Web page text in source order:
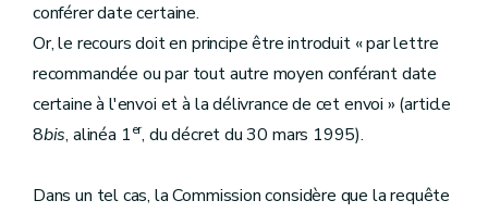
conférer date certaine.
Or, le recours doit en principe être introduit « par lettre
recommandée ou par tout autre moyen conférant date
certaine à l'envoi et à la délivrance de cet envoi » (article
8bis, alinéa 1er, du décret du 30 mars 1995).
Dans un tel cas, la Commission considère que la requête